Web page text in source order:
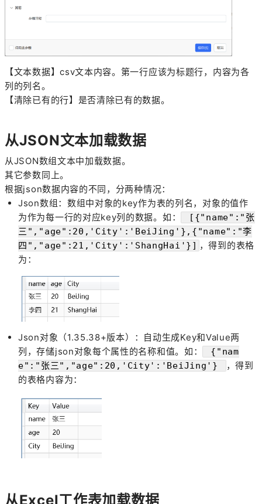
【文本数据】csv文本内容。第一行应该为标题行，内容为各
列的列名。
【清除已有的行】是否清除已有的数据。
从JSON文本加载数据
从JSON数组文本中加载数据。
其它参数同上。
根据json数据内容的不同，分两种情况：
Json数组：数组中对象的key作为表的列名，对象的值作
为作为每一行的对应key列的数据。如：
[{"name":"张
三","age":20,'City':'BeiJing'},{"name":"李
四","age":21,'City':'ShangHai'}] ，得到的表格
为：
Json对象（1.35.38+版本）：自动生成Key和Value两
列，存储json对象每个属性的名称和值。如：
{"nam
e":"张三","age":20,'City':'BeiJing'}
，得到
的表格内容为：
从Excel工作表加载数据